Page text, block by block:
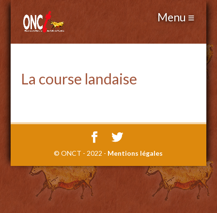
La course landaise
© ONCT - 2022 - Mentions légales